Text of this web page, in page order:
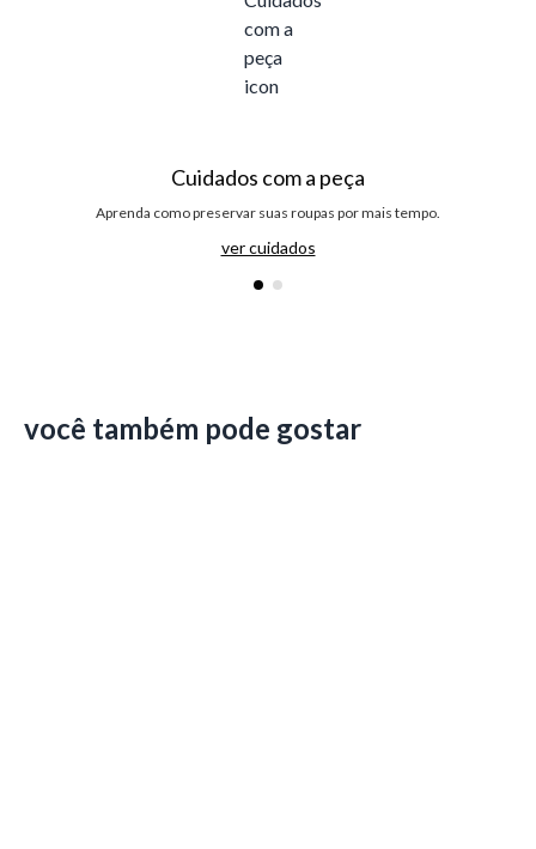
Cuidados com a peça
Aprenda como preservar suas roupas por mais tempo.
ver cuidados
você também pode gostar